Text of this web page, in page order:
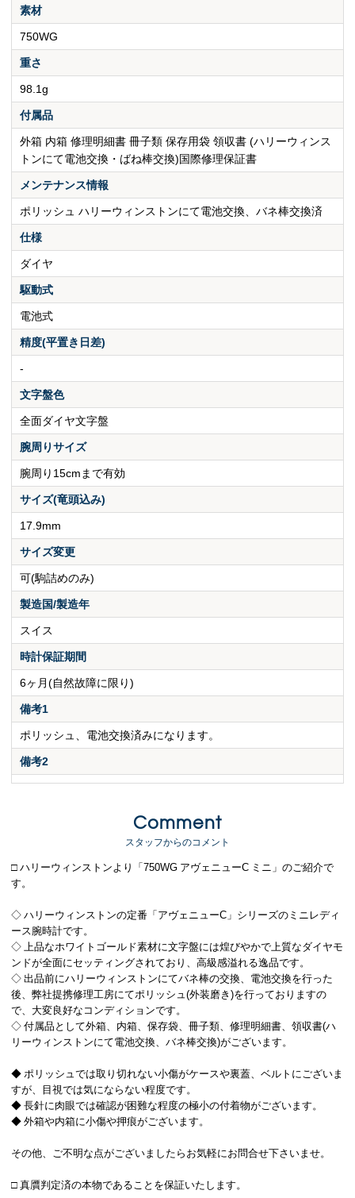
素材
750WG
重さ
98.1g
付属品
外箱 内箱 修理明細書 冊子類 保存用袋 領収書 (ハリーウィンス
トンにて電池交換・ばね棒交換)国際修理保証書
メンテナンス情報
ポリッシュ ハリーウィンストンにて電池交換、バネ棒交換済
仕様
ダイヤ
駆動式
電池式
精度(平置き日差)
-
文字盤色
全面ダイヤ文字盤
腕周りサイズ
腕周り15cmまで有効
サイズ(竜頭込み)
17.9mm
サイズ変更
可(駒詰めのみ)
製造国/製造年
スイス
時計保証期間
6ヶ月(自然故障に限り)
備考1
ポリッシュ、電池交換済みになります。
備考2
Comment
スタッフからのコメント
□ ハリーウィンストンより「750WG アヴェニューC ミニ」のご紹介で
す。
◇ ハリーウィンストンの定番「アヴェニューC」シリーズのミニレディ
ース腕時計です。
◇ 上品なホワイトゴールド素材に文字盤には煌びやかで上質なダイヤモ
ンドが全面にセッティングされており、高級感溢れる逸品です。
◇ 出品前にハリーウィンストンにてバネ棒の交換、電池交換を行った
後、弊社提携修理工房にてポリッシュ(外装磨き)を行っておりますの
で、大変良好なコンディションです。
◇ 付属品として外箱、内箱、保存袋、冊子類、修理明細書、領収書(ハ
リーウィンストンにて電池交換、バネ棒交換)がございます。
◆ ポリッシュでは取り切れない小傷がケースや裏蓋、ベルトにございま
すが、目視では気にならない程度です。
◆ 長針に肉眼では確認が困難な程度の極小の付着物がございます。
◆ 外箱や内箱に小傷や押痕がございます。
その他、ご不明な点がございましたらお気軽にお問合せ下さいませ。
□ 真贋判定済の本物であることを保証いたします。